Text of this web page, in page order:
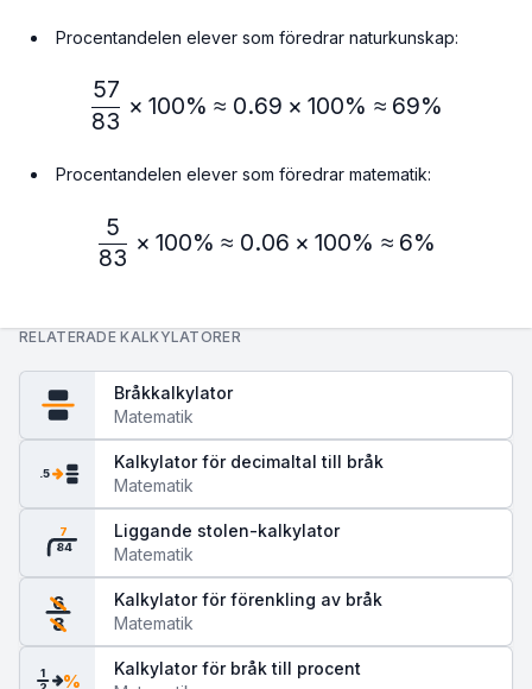
Procentandelen elever som föredrar naturkunskap:
\frac{57}{83} × 100\% ≈
83
57
× 100% ≈ 0.69 × 100% ≈ 69%
Procentandelen elever som föredrar matematik:
\frac{5}{83} × 100\% ≈
83
5
× 100% ≈ 0.06 × 100% ≈ 6%
RELATERADE KALKYLATORER
Bråkkalkylator
Matematik
.5
Kalkylator för decimaltal till bråk
Matematik
84
7
Liggande stolen-kalkylator
Matematik
6
8
Kalkylator för förenkling av bråk
Matematik
1 %
Kalkylator för bråk till procent